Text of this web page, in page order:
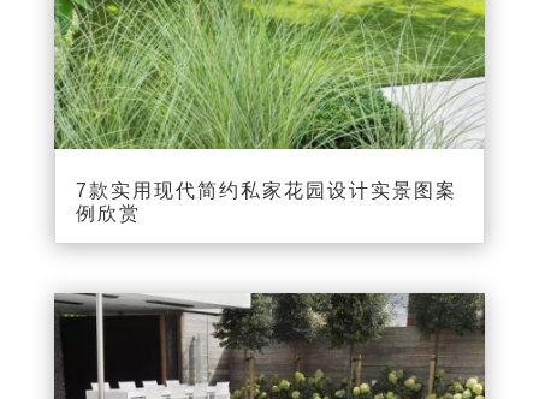
7款实用现代简约私家花园设计实景图案
例欣赏